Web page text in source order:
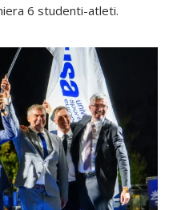
6 studenti-atleti.